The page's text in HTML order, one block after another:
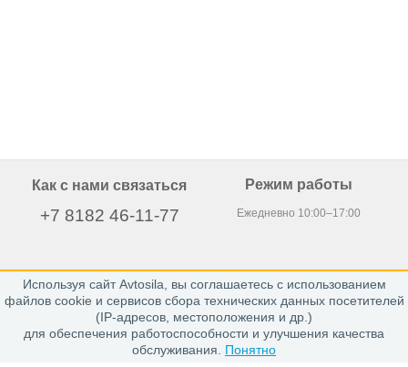
Используя сайт Avtosila, вы соглашаетесь с использованием
файлов cookie и сервисов сбора технических данных посетителей
(IP-адресов, местоположения и др.)
для обеспечения работоспособности и улучшения качества
обслуживания. Понятно
Как с нами связаться
+7 8182 46-11-77
163020, г. Архангельск,
пр. Никольский 15, офис 212
Режим работы
Ежедневно 10:00–17:00
Каталог